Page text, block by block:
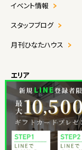
イベント情報
スタッフブログ
月刊ひなたハウス
エリア
福山市
尾道市